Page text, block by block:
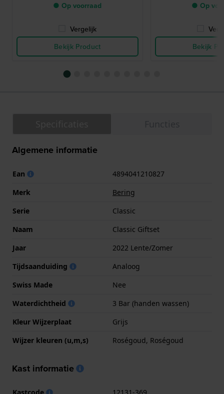
● Op voorraad
Vergelijk
Bekijk Product
● Op
Bekijk
Algemene informatie
Ean
4894041210827
Merk
Bering
Serie
Classic
Naam
Classic Giftset
Jaar
2022 Lente/Zomer
Tijdsaanduiding
Analoog
Swiss Made
Nee
Waterdichtheid
3 Bar (handen wassen)
Kleur Wijzerplaat
Grijs
Wijzer kleuren (u,m,s)
Roségoud, Roségoud
Kast informatie